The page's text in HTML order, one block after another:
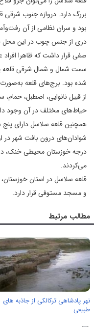
بزرگ دارد. دروازه جنوب
بود و سران نظامی از آن
دری از جنس چوب در این محل
صفی قرار داشت که ظاهرا افراد
سمت شمال و شمال شرقی قلعه
شده بود. برج‌های قلعه به‌صورت
از قبیل نانوایی، اصطبل، حمام،
حیاط‌های مختلف در آن وجود
همچنین قلعه سلاسل دارای
می‌کردند.
قلعه سلاسل در استان
و مسجد مستوفی قرار دارد.
مطالب مرتبط
نهر پادشاهی ترکالکی از جاذبه های
طبیعی